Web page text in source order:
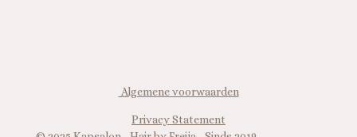
Algemene voorwaarden
Privacy Statement